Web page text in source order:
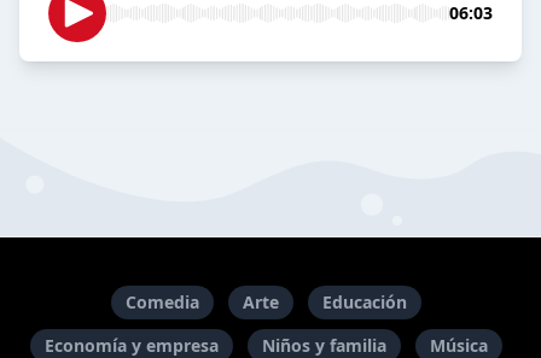
06:03
Comedia Arte
Educación
Economía y empresa
Niños y familia
Música